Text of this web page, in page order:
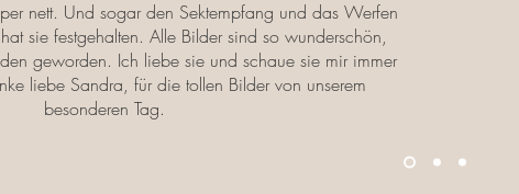
nett. Und sogar den Sektempfang und das Werfen
sie festgehalten. Alle Bilder sind so wunderschön,
geworden. Ich liebe sie und schaue sie mir immer
liebe Sandra, für die tollen Bilder von unserem
besonderen Tag.